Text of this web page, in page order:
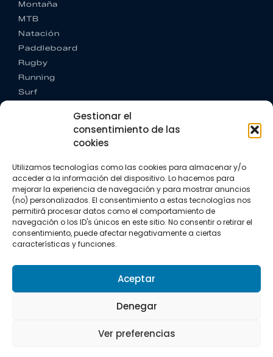
Gestionar el
consentimiento de las
cookies
Utilizamos tecnologías como las cookies para almacenar y/o
acceder a la información del dispositivo. Lo hacemos para
mejorar la experiencia de navegación y para mostrar anuncios
(no) personalizados. El consentimiento a estas tecnologías nos
permitirá procesar datos como el comportamiento de
navegación o los ID's únicos en este sitio. No consentir o retirar el
consentimiento, puede afectar negativamente a ciertas
características y funciones.
Aceptar
Denegar
Ver preferencias
Montaña
MTB
Natación
Paddleboard
Rugby
Running
Surf
CONTACTO
+34 662 342 177
info@vkssport.com
SÍGUENOS
Política de privacidad
Política de cookies
Todos los derechos resevados.